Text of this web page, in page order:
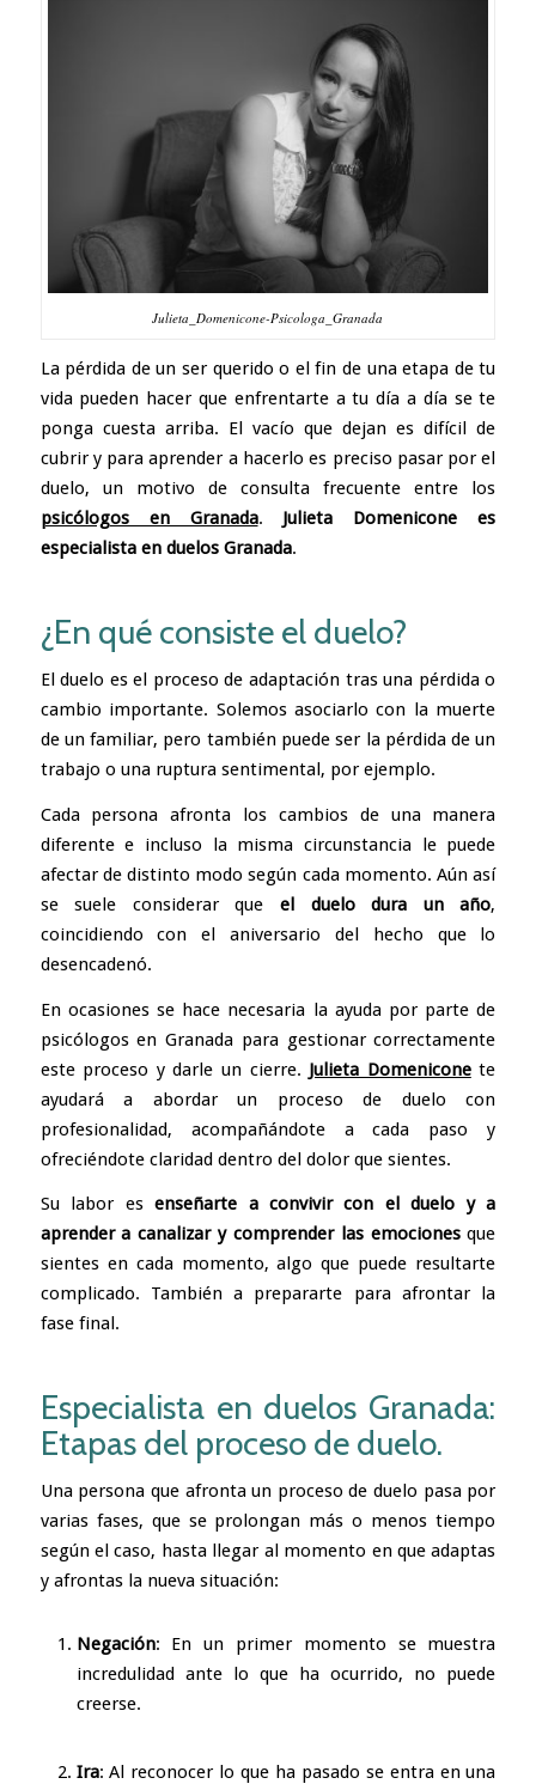
Julieta_Domenicone-Psicologa_Granada
La pérdida de un ser querido o el fin de una etapa de tu
vida pueden hacer que enfrentarte a tu día a día se te
ponga cuesta arriba. El vacío que dejan es difícil de
cubrir y para aprender a hacerlo es preciso pasar por el
duelo, un motivo de consulta frecuente entre los
psicólogos en Granada. Julieta Domenicone es
especialista en duelos Granada.
¿En qué consiste el duelo?
El duelo es el proceso de adaptación tras una pérdida o
cambio importante. Solemos asociarlo con la muerte
de un familiar, pero también puede ser la pérdida de un
trabajo o una ruptura sentimental, por ejemplo.
Cada persona afronta los cambios de una manera
diferente e incluso la misma circunstancia le puede
afectar de distinto modo según cada momento. Aún así
se suele considerar que el duelo dura un año,
coincidiendo con el aniversario del hecho que lo
desencadenó.
En ocasiones se hace necesaria la ayuda por parte de
psicólogos en Granada para gestionar correctamente
este proceso y darle un cierre. Julieta Domeniconete
ayudará a abordar un proceso de duelo con
profesionalidad, acompañándote a cada paso y
ofreciéndote claridad dentro del dolor que sientes.
Su labor esenseñarte a convivir con el duelo y a
aprender a canalizar y comprender las emocionesque
sientes en cada momento, algo que puede resultarte
complicado. También a prepararte para afrontar la
fase final.
Especialista en duelos Granada:
Etapas del proceso de duelo.
Una persona que afronta un proceso de duelo pasa por
varias fases, que se prolongan más o menos tiempo
según el caso, hasta llegar al momento en que adaptas
y afrontas la nueva situación:
Negación: En un primer momento se muestra
incredulidad ante lo que ha ocurrido, no puede
creerse.
Ira: Al reconocer lo que ha pasado se entra en una